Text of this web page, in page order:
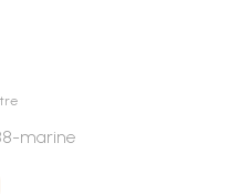
marine